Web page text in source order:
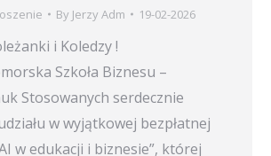
By Jerzy Adm 19-02-2026
i Koledzy !
Szkoła Biznesu –
Stosowanych serdecznie
w wyjątkowej bezpłatnej
w edukacji i biznesie”, której